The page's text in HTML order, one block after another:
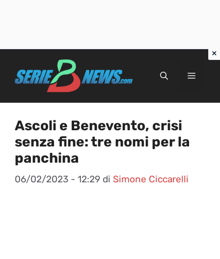
Menu
Ascoli e Benevento, crisi
senza fine: tre nomi per la
panchina
06/02/2023 - 12:29 di Simone Ciccarelli